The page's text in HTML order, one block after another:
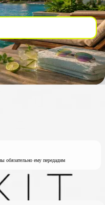
обязательно ему передадим